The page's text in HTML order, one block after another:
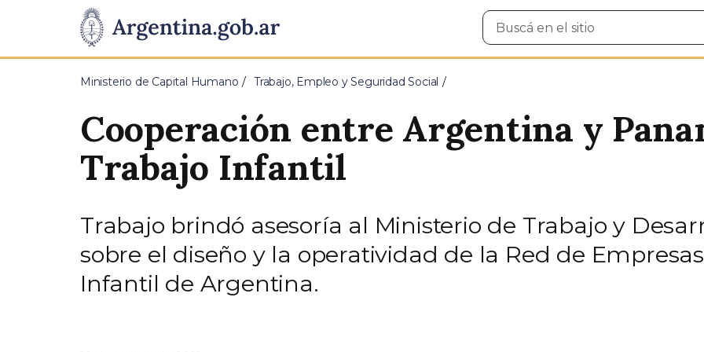
Presidencia
de
Pasar al contenido principal
Buscar
en
Ministerio de Capital Humano Trabajo, Empleo y Seguridad Social
Cooperación entre Argentina y
Trabajo Infantil
Trabajo brindó asesoría al Ministerio de Trabajo y
sobre el diseño y la operatividad de la Red de
Infantil de Argentina.